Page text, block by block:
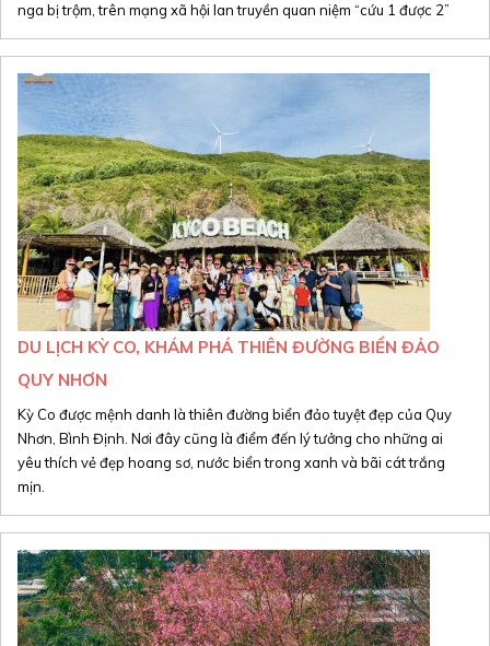
nga bị trộm, trên mạng xã hội lan truyền quan niệm “cứu 1 được 2”
DU LỊCH KỲ CO, KHÁM PHÁ THIÊN ĐƯỜNG BIỂN ĐẢO
QUY NHƠN
Kỳ Co được mệnh danh là thiên đường biển đảo tuyệt đẹp của Quy
Nhơn, Bình Định. Nơi đây cũng là điểm đến lý tưởng cho những ai
yêu thích vẻ đẹp hoang sơ, nước biển trong xanh và bãi cát trắng
mịn.